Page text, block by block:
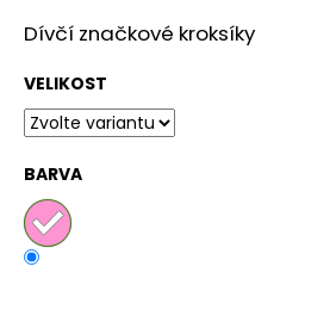
Dívčí značkové kroksíky
VELIKOST
BARVA
HLEDAT
D
o
p
o
r
u